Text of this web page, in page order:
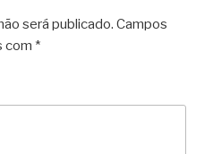
será publicado. Campos
com *